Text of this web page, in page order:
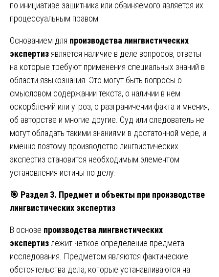
по инициативе защитника или обвиняемого является их
процессуальным правом.
Основанием для производства лингвистических
экспертиз является наличие в деле вопросов, ответы
на которые требуют применения специальных знаний в
области языкознания. Это могут быть вопросы о
смысловом содержании текста, о наличии в нем
оскорблений или угроз, о разграничении факта и мнения,
об авторстве и многие другие. Суд или следователь не
могут обладать такими знаниями в достаточной мере, и
именно поэтому производство лингвистических
экспертиз становится необходимым элементом
установления истины по делу.
🎯 Раздел 3. Предмет и объекты при производстве
лингвистических экспертиз
В основе производства лингвистических
экспертиз лежит четкое определение предмета
исследования. Предметом являются фактические
обстоятельства дела, которые устанавливаются на